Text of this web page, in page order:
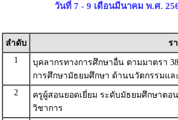
วันที่ 7 - 9 เดือนมีนาคม พ.ศ.
ลำดับ
ร
1
บุคลากรทางการศึกษาอื่น ตามมาตรา
การศึกษามัธยมศึกษา ด้านนวัตกรรมแล
2
ครูผู้สอนยอดเยี่ยม ระดับมัธยมศึกษาต
วิชาการ